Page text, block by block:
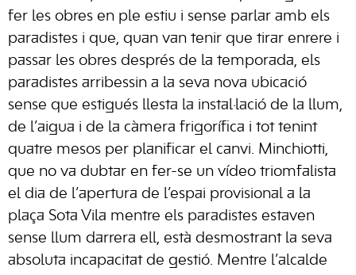
fer les obres en ple estiu i sense parlar amb els
paradistes i que, quan van tenir que tirar enrere i
passar les obres després de la temporada, els
paradistes arribessin a la seva nova ubicació
sense que estigués llesta la instal·lació de la llum,
de l’aigua i de la càmera frigorífica i tot tenint
quatre mesos per planificar el canvi. Minchiotti,
que no va dubtar en fer-se un vídeo triomfalista
el dia de l’apertura de l’espai provisional a la
plaça Sota Vila mentre els paradistes estaven
sense llum darrera ell, està desmostrant la seva
absoluta incapacitat de gestió. Mentre l’alcalde